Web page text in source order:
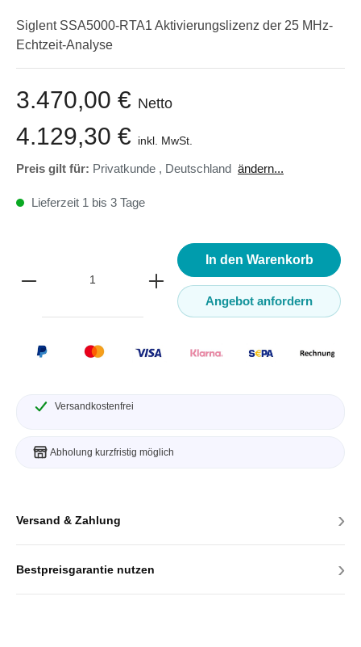
Siglent SSA5000-RTA1 Aktivierungslizenz der 25 MHz-
Echtzeit-Analyse
3.470,00 € Netto
4.129,30 € inkl. MwSt.
Preis gilt für: Privatkunde , Deutschland ändern...
Lieferzeit 1 bis 3 Tage
In den Warenkorb
Angebot anfordern
Versandkostenfrei
Abholung kurzfristig möglich
Versand & Zahlung ›
Bestpreisgarantie nutzen ›